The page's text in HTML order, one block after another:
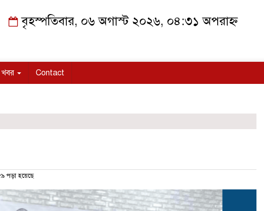
বৃহস্পতিবার, ০৬ অগাস্ট ২০২৬, ০৪:৩১ অপরাহ্ন
খবর Contact
পড়া হয়েছে